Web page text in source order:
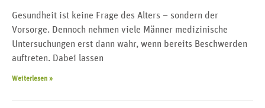
Gesundheit ist keine Frage des Alters – sondern der
Vorsorge. Dennoch nehmen viele Männer medizinische
Untersuchungen erst dann wahr, wenn bereits Beschwerden
auftreten. Dabei lassen
Weiterlesen »